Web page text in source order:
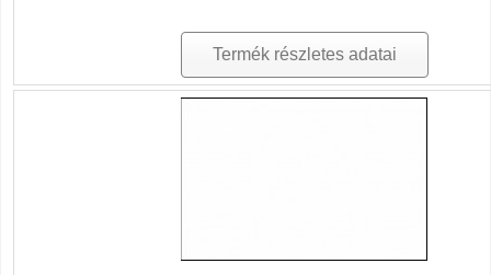
Termék részletes adatai